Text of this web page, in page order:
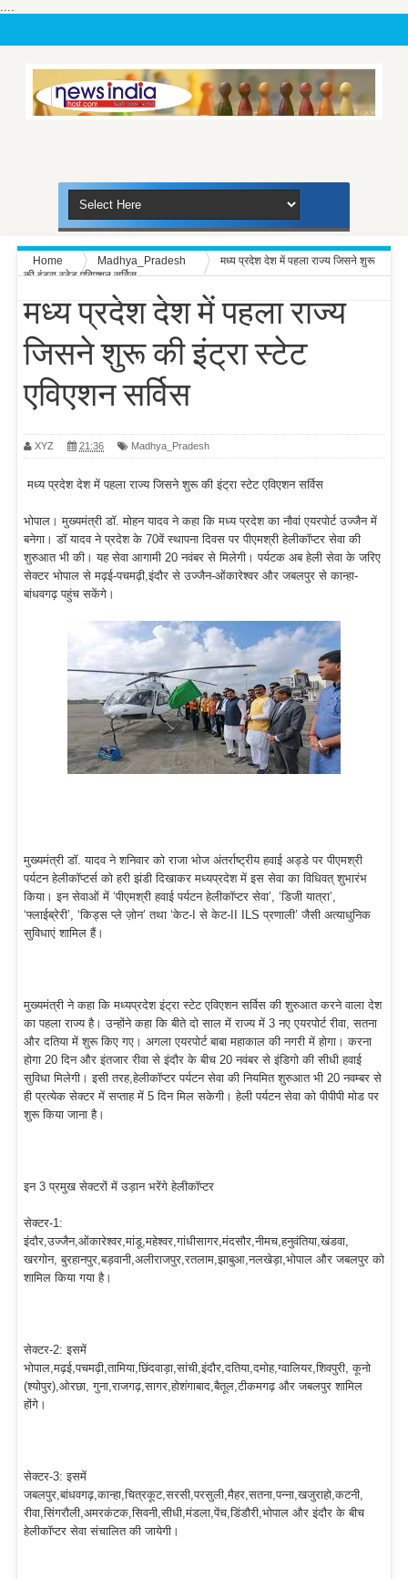
....
Home Madhya_Pradesh
मध्य प्रदेश देश में पहला राज्य जिसने शुरू
की इंट्रा स्टेट एविएशन सर्विस
मध्य प्रदेश देश में पहला राज्य
जिसने शुरू की इंट्रा स्टेट
एविएशन सर्विस
XYZ 21:36 Madhya_Pradesh
मध्य प्रदेश देश में पहला राज्य जिसने शुरू की इंट्रा स्टेट एविएशन सर्विस
भोपाल। मुख्यमंत्री डॉ. मोहन यादव ने कहा कि मध्य प्रदेश का नौवां एयरपोर्ट उज्जैन में
बनेगा। डॉ यादव ने प्रदेश के 70वें स्थापना दिवस पर पीएमश्री हेलीकॉप्टर सेवा की
शुरुआत भी की। यह सेवा आगामी 20 नवंबर से मिलेगी। पर्यटक अब हेली सेवा के जरिए
सेक्टर भोपाल से मढ़ई-पचमढ़ी,इंदौर से उज्जैन-ओंकारेश्वर और जबलपुर से कान्हा-
बांधवगढ़ पहुंच सकेंगे।
मुख्यमंत्री डॉ. यादव ने शनिवार को राजा भोज अंतर्राष्ट्रीय हवाई अड्डे पर पीएमश्री
पर्यटन हेलीकॉप्टर्स को हरी झंडी दिखाकर मध्यप्रदेश में इस सेवा का विधिवत् शुभारंभ
किया। इन सेवाओं में ‘पीएमश्री हवाई पर्यटन हेलीकॉप्टर सेवा’, ‘डिजी यात्रा’,
‘फ्लाईब्रेरी’, ‘किड्स प्ले ज़ोन’ तथा ‘केट-I से केट-II ILS प्रणाली’ जैसी अत्याधुनिक
सुविधाएं शामिल हैं।
मुख्यमंत्री ने कहा कि मध्यप्रदेश इंट्रा स्टेट एविएशन सर्विस की शुरुआत करने वाला देश
का पहला राज्य है। उन्होंने कहा कि बीते दो साल में राज्य में 3 नए एयरपोर्ट रीवा, सतना
और दतिया में शुरू किए गए। अगला एयरपोर्ट बाबा महाकाल की नगरी में होगा। करना
होगा 20 दिन और इंतजार रीवा से इंदौर के बीच 20 नवंबर से इंडिगो की सीधी हवाई
सुविधा मिलेगी। इसी तरह,हेलीकॉप्टर पर्यटन सेवा की नियमित शुरुआत भी 20 नवम्बर से
ही प्रत्येक सेक्टर में सप्ताह में 5 दिन मिल सकेगी। हेली पर्यटन सेवा को पीपीपी मोड पर
शुरू किया जाना है।
इन 3 प्रमुख सेक्टरों में उड़ान भरेंगे हेलीकॉप्टर
सेक्टर-1:
इंदौर,उज्जैन,ओंकारेश्वर,मांडू,महेश्वर,गांधीसागर,मंदसौर,नीमच,हनुवंतिया,खंडवा,
खरगोन, बुरहानपुर,बड़वानी,अलीराजपुर,रतलाम,झाबुआ,नलखेड़ा,भोपाल और जबलपुर को
शामिल किया गया है।
सेक्टर-2: इसमें
भोपाल,मढ़ई,पचमढ़ी,तामिया,छिंदवाड़ा,सांची,इंदौर,दतिया,दमोह,ग्वालियर,शिवपुरी, कूनो
(श्योपुर),ओरछा, गुना,राजगढ़,सागर,होशंगाबाद,बैतूल,टीकमगढ़ और जबलपुर शामिल
होंगे।
सेक्टर-3: इसमें
जबलपुर,बांधवगढ़,कान्हा,चित्रकूट,सरसी,परसुली,मैहर,सतना,पन्ना,खजुराहो,कटनी,
रीवा,सिंगरौली,अमरकंटक,सिवनी,सीधी,मंडला,पेंच,डिंडौरी,भोपाल और इंदौर के बीच
हेलीकॉप्टर सेवा संचालित की जायेगी।